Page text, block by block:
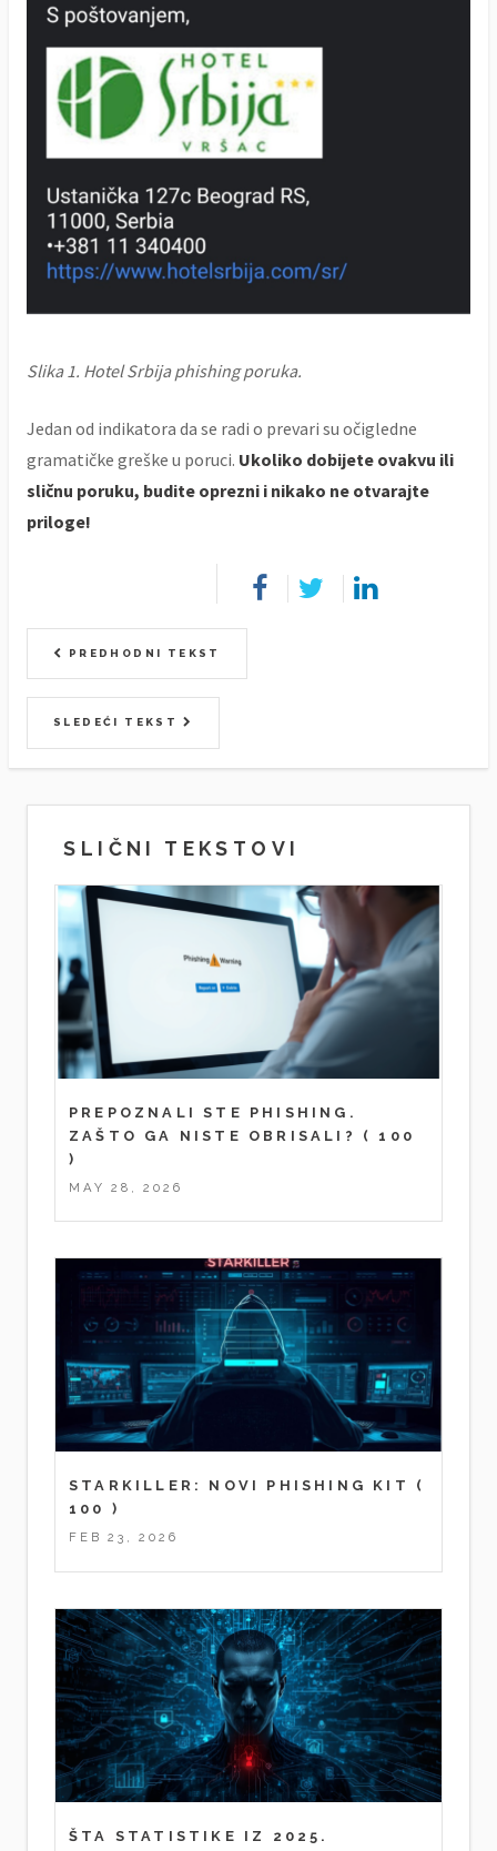
Slika 1. Hotel Srbija phishing poruka.
Jedan od indikatora da se radi o prevari su očigledne
gramatičke greške u poruci. Ukoliko dobijete ovakvu ili
sličnu poruku, budite oprezni i nikako ne otvarajte
priloge!
PREDHODNI TEKST
SLEDEĆI TEKST
SLIČNI TEKSTOVI
PREPOZNALI STE PHISHING.
ZAŠTO GA NISTE OBRISALI?
( 100
)
MAY 28, 2026
STARKILLER: NOVI PHISHING KIT
(
100 )
FEB 23, 2026
ŠTA STATISTIKE IZ 2025.